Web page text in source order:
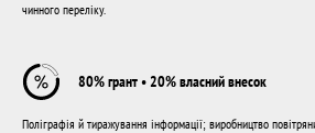
чинного переліку.
80% грант • 20% власний внесок
Поліграфія й тиражування інформації; виробництво